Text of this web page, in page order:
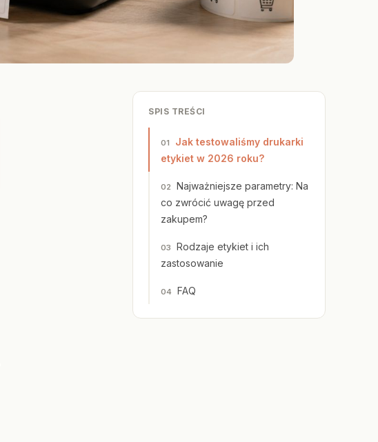
SPIS TREŚCI
Jak testowaliśmy drukarki
etykiet w 2026 roku?
Najważniejsze parametry: Na
co zwrócić uwagę przed
zakupem?
Rodzaje etykiet i ich
zastosowanie
FAQ